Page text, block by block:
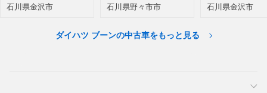
石川県金沢市 石川県野々市市 石川県金沢市
ダイハツ ブーンの中古車をもっと見る